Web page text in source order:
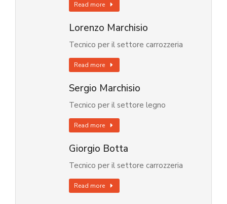
Read more
Lorenzo Marchisio
Tecnico per il settore carrozzeria
Read more
Sergio Marchisio
Tecnico per il settore legno
Read more
Giorgio Botta
Tecnico per il settore carrozzeria
Read more